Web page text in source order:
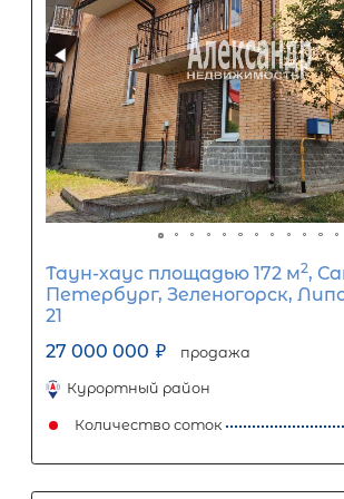
Выборгский р-н,
Радужная ул дом 111
26 000 000 ₽ продажа